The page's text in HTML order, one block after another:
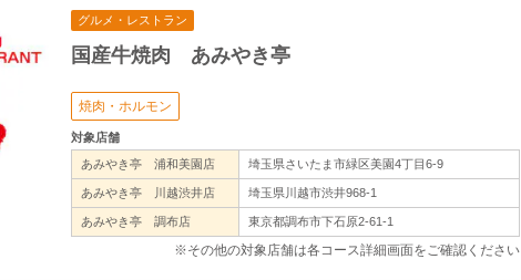
グルメ・レストラン
国産牛焼肉 あみやき亭
焼肉・ホルモン
対象店舗
あみやき亭 浦和美園店
埼玉県さいたま市緑区美園4丁目6-9
あみやき亭 川越渋井店 埼玉県川越市渋井968-1
あみやき亭 調布店 東京都調布市下石原2-61-1
※その他の対象店舗は各コース詳細画面をご確認ください